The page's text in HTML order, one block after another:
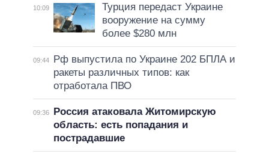
10:09
Турция передаст Украине
вооружение на сумму
более $280 млн
09:44
Рф выпустила по Украине 202 БПЛА и
ракеты различных типов: как
отработала ПВО
09:36
Россия атаковала Житомирскую
область: есть попадания и
пострадавшие